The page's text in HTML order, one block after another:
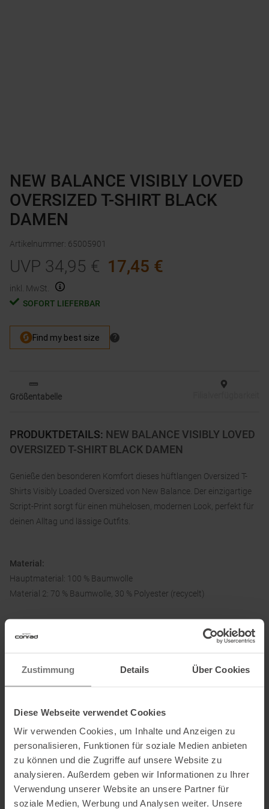
Zustimmung Details Über Cookies
Diese Webseite verwendet Cookies
Wir verwenden Cookies, um Inhalte und Anzeigen zu
personalisieren, Funktionen für soziale Medien anbieten
zu können und die Zugriffe auf unsere Website zu
analysieren. Außerdem geben wir Informationen zu Ihrer
Verwendung unserer Website an unsere Partner für
soziale Medien, Werbung und Analysen weiter. Unsere
PRODUKTDETAILS: NEW BALANCE VISIBLY LOVED
OVERSIZED T-SHIRT BLACK DAMEN
Genieße den besonderen Komfort dieses hüftlangen Oversized T-
Shirts Visibly Loaded Oversized von New Balance. Der einzigartige
Script-Print sorgt für einen mühelosen, modernen Look, perfekt für
deinen Alltag und lässige Outfits.
Material:
Hauptmaterial: 100 % Baumwolle
Material 2: 70 % Baumwolle, 30 % Polyester (recycelt)
Name des Herstellers:
New Balance Europe BV
Elektronische Adresse des
Herstellers:
EMEAcustomercare@newbalance.com
NEW BALANCE VISIBLY LOVED
OVERSIZED T-SHIRT BLACK
DAMEN
Artikelnummer: 65005901
UVP 34,95 € 17,45 €
inkl. MwSt.
SOFORT LIEFERBAR
Größentabelle